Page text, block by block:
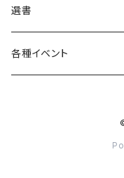
その他
ウェア
選書
各種イベント